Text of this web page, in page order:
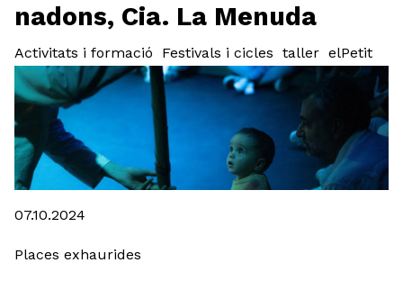
nadons, Cia. La Menuda
Activitats i formació Festivals i cicles taller elPetit
07.10.2024
Places exhaurides